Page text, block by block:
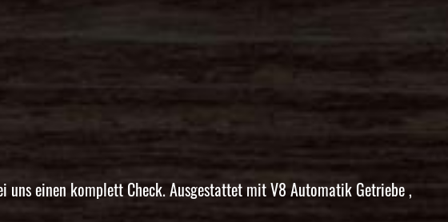
uns einen komplett Check. Ausgestattet mit V8 Automatik Getriebe ,